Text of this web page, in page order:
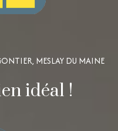
MESLAY DU MAINE
idéal !